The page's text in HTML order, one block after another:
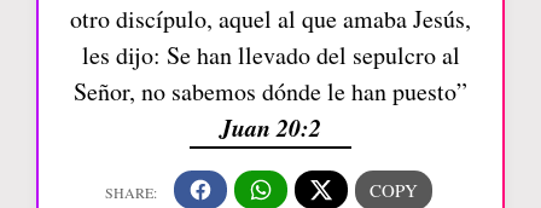
otro discípulo, aquel al que amaba Jesús,
les dijo: Se han llevado del sepulcro al
Señor, no sabemos dónde le han puesto”
Juan 20:2